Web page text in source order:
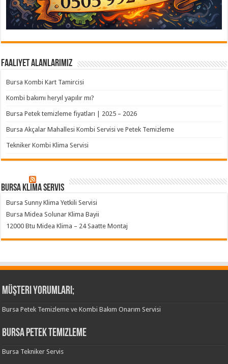
Faaliyet Alanlarımız
Bursa Kombi Kart Tamircisi
Kombi bakımı heryıl yapılır mı?
Bursa Petek temizleme fiyatları | 2025 – 2026
Bursa Akçalar Mahallesi Kombi Servisi ve Petek Temizleme
Tekniker Kombi Klima Servisi
Bursa klima servis
Bursa Sunny Klima Yetkili Servisi
Bursa Midea Solunar Klima Bayii
12000 Btu Midea Klima – 24 Saatte Montaj
Müşteri Yorumları;
Bursa Petek Temizleme ve Kombi Bakım Onarım Servisi
Bursa Petek Temizleme
Bursa Tekniker Servis